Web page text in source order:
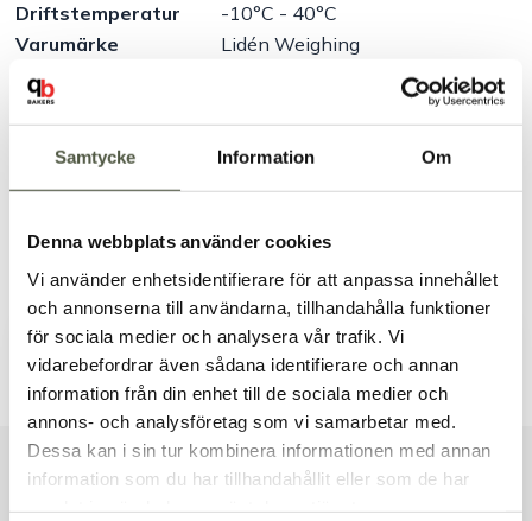
Samtycke Information Om
Denna webbplats använder cookies
Vi använder enhetsidentifierare för att anpassa innehållet
och annonserna till användarna, tillhandahålla funktioner
för sociala medier och analysera vår trafik. Vi
vidarebefordrar även sådana identifierare och annan
information från din enhet till de sociala medier och
annons- och analysföretag som vi samarbetar med.
Dessa kan i sin tur kombinera informationen med annan
information som du har tillhandahållit eller som de har
Driftstemperatur
-10°C - 40°C
Varumärke
Lidén Weighing
OBS! Använd endast vågens originaladapter. Fel
adapter kan orsaka allvarliga skador på vågen som ej
täcks av garantin.
Artikelnr:19193
Brett sortiment
Dokument & produktblad
Liknande produkter
Välkommen till Bakers!
Handlar du som företag eller privatperson?
Fortsätt som privatperson